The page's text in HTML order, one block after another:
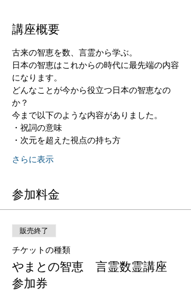
講座概要
古来の智恵を数、言霊から学ぶ。
日本の智恵はこれからの時代に最先端の内容
になります。
どんなことが今から役立つ日本の智恵なの
か？
今まで以下のような内容がありました。
・祝詞の意味
・次元を超えた視点の持ち方
さらに表示
参加料金
販売終了
チケットの種類
やまとの智恵 言霊数霊講座
参加券